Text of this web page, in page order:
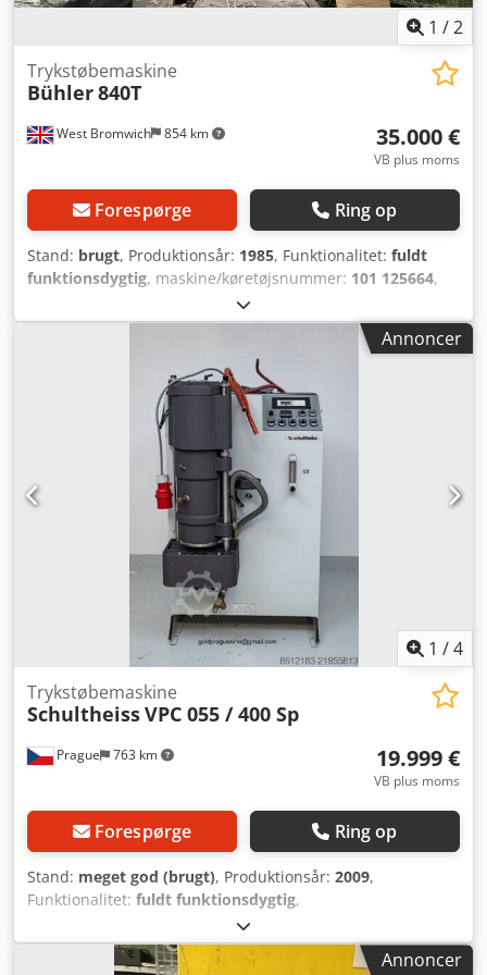
det samme. Mulighed for pålæsning og organisering af 1 /2
West Bromwich 854 km
Trykstøbemaskine
Bühler840T
35.000 €
VB plus moms
Forespørge Ring op
Stand: brugt, Produktionsår: 1985, Funktionalitet: fuldt
funktionsdygtig, maskine/køretøjsnummer: 101 125664,
, samlet længde:
indgangsspænding:380 V, samlet vægt:40.000 kg, • Buhler
840T • Produktionsnr. 101 125664 • Årgang 1985 •
Renoveret og installeret i 2016 af PVM i Tyskland.
Dcsdjzabp Sopfx Am Rek • Kører på 3-faset 380V • Original
Intercirc-maskine med kabelføring og manualer • Monteret
med nyt styrepanel i 2016. • Ny pumpe monteret 2025 •
Vægt cirka 40T • Længde 10 meter / bredde 3,1 meter /
højde 2,8 meter • Elektrisk Morgan-ovn 72 kW • Colosio
automatisk skovlsystem. Arbejder maskine til produktion af
aluminiumskomponenter op til 6 kg skudvægt, senest
kontrolleret i april 2026. Køber er ansvarlig for
demontering, flytning og transport.
Annoncer
1 /4
Prague 763 km
Trykstøbemaskine
SchultheissVPC 055 / 400 Sp
19.999 €
VB plus moms
Forespørge Ring op
Stand: meget god (brugt), Produktionsår: 2009,
Funktionalitet: fuldt funktionsdygtig,
2093249C
mm, samlet bredde:680 mm, indgangsspænding:400 V,
8 kW (10,88 hk) , emne vægt (maks.): 175 kg, tryk:2
Annoncer